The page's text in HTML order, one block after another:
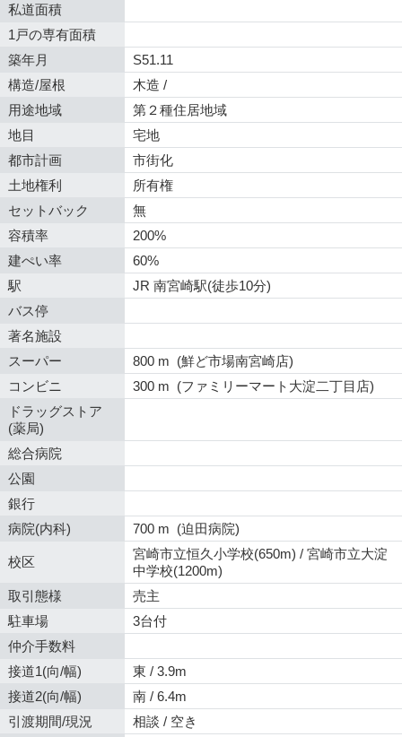
私道面積
1戸の専有面積
築年月
S51.11
構造/屋根
木造 /
用途地域
第２種住居地域
地目
宅地
都市計画
市街化
土地権利
所有権
セットバック
無
容積率
200%
建ぺい率
60%
駅
JR 南宮崎駅(徒歩10分)
バス停
著名施設
スーパー
800 m (鮮ど市場南宮崎店)
コンビニ
300 m (ファミリーマート大淀二丁目店)
ドラッグストア
(薬局)
総合病院
公園
銀行
病院(内科)
700 m (迫田病院)
校区
宮崎市立恒久小学校(650m) / 宮崎市立大淀
中学校(1200m)
取引態様
売主
駐車場
3台付
仲介手数料
接道1(向/幅)
東 / 3.9m
接道2(向/幅)
南 / 6.4m
引渡期間/現況
相談 / 空き